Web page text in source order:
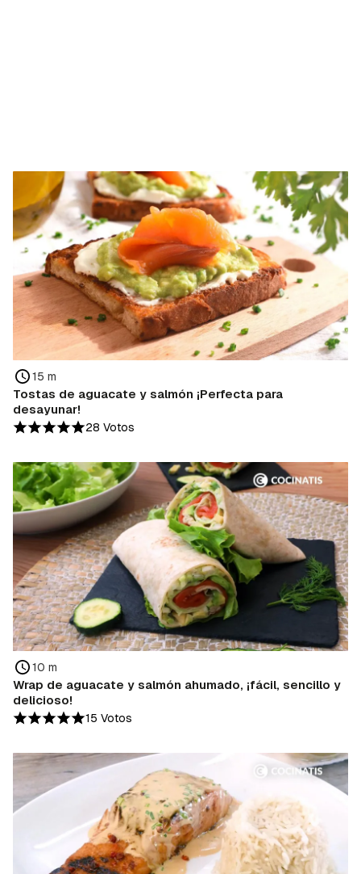
15 m
Tostas de aguacate y salmón ¡Perfecta para
desayunar!
28 Votos
10 m
Wrap de aguacate y salmón ahumado, ¡fácil, sencillo y
delicioso!
15 Votos